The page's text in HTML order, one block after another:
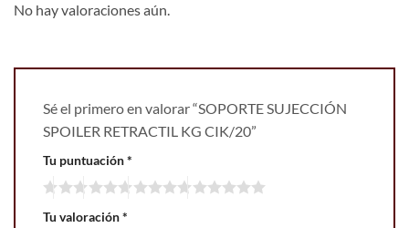
No hay valoraciones aún.
Sé el primero en valorar “SOPORTE SUJECCIÓN
SPOILER RETRACTIL KG CIK/20”
Tu puntuación*
Tu valoración*